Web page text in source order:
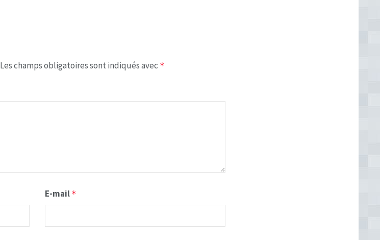
Les champs obligatoires sont indiqués avec *
E-mail *